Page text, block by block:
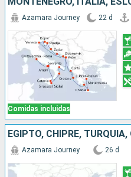
Comidas incluidas
Azamara Journey 22 d
Azamara Journey 26 d